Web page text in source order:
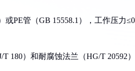
PE管（GB 15558.1），工作压力
180）和耐腐蚀法兰（HG/T 20592